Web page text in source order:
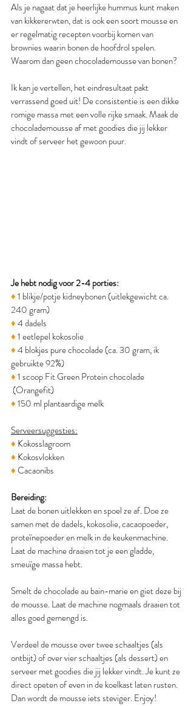
Als je nagaat dat je heerlijke hummus kunt maken
van kikkererwten, dat is ook een soort mousse en
er regelmatig recepten voorbij komen van
brownies waarin bonen de hoofdrol spelen.
Waarom dan geen chocolademousse van bonen?
Ik kan je vertellen, het eindresultaat pakt
verrassend goed uit! De consistentie is een dikke
romige massa met een volle rijke smaak. Maak de
chocolademousse af met goodies die jij lekker
vindt of serveer het gewoon puur.
Je hebt nodig voor 2-4 porties:
♦ 1 blikje/potje kidneybonen (uitlekgewicht ca.
240 gram)
♦ 4 dadels
♦ 1 eetlepel kokosolie
♦ 4 blokjes pure chocolade (ca. 30 gram, ik
gebruikte 92%)
♦ 1 scoop Fit Green Protein chocolade
(Orangefit)
♦ 150 ml plantaardige melk
Serveersuggesties:
♦ Kokosslagroom
♦ Kokosvlokken
♦ Cacaonibs
Bereiding:
Laat de bonen uitlekken en spoel ze af. Doe ze
samen met de dadels, kokosolie, cacaopoeder,
proteïnepoeder en melk in de keukenmachine.
Laat de machine draaien tot je een gladde,
smeuïge massa hebt.
Smelt de chocolade au bain-marie en giet deze bij
de mousse. Laat de machine nogmaals draaien tot
alles goed gemengd is.
Verdeel de mousse over twee schaaltjes (als
ontbijt) of over vier schaaltjes (als dessert) en
serveer met goodies die jij lekker vindt. Je kunt ze
direct opeten of even in de koelkast laten rusten.
Dan wordt de mousse iets steviger. Enjoy!